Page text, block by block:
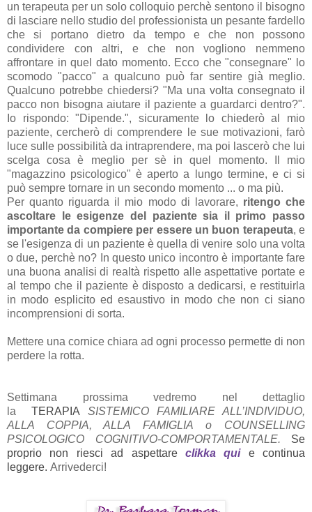
un terapeuta per un solo colloquio perchè sentono il bisogno
di lasciare nello studio del professionista un pesante fardello
che si portano dietro da tempo e che non possono
condividere con altri, e che non vogliono nemmeno
affrontare in quel dato momento. Ecco che "consegnare" lo
scomodo "pacco" a qualcuno può far sentire già meglio.
Qualcuno potrebbe chiedersi? "Ma una volta consegnato il
pacco non bisogna aiutare il paziente a guardarci dentro?".
Io rispondo: "Dipende.", sicuramente lo chiederò al mio
paziente, cercherò di comprendere le sue motivazioni, farò
luce sulle possibilità da intraprendere, ma poi lascerò che lui
scelga cosa è meglio per sè in quel momento. Il mio
"magazzino psicologico" è aperto a lungo termine, e ci si
può sempre tornare in un secondo momento ... o ma più.
Per quanto riguarda il mio modo di lavorare, ritengo che
ascoltare le esigenze del paziente sia il primo passo
importante da compiere per essere un buon terapeuta, e
se l'esigenza di un paziente è quella di venire solo una volta
o due, perchè no? In questo unico incontro è importante fare
una buona analisi di realtà rispetto alle aspettative portate e
al tempo che il paziente è disposto a dedicarsi, e restituirla
in modo esplicito ed esaustivo in modo che non ci siano
incomprensioni di sorta.
Mettere una cornice chiara ad ogni processo permette di non
perdere la rotta.
Settimana prossima vedremo nel dettaglio
la
TERAPIA SISTEMICO FAMILIARE ALL’INDIVIDUO,
ALLA COPPIA, ALLA FAMIGLIA o COUNSELLING
PSICOLOGICO COGNITIVO-COMPORTAMENTALE.
Se
proprio non riesci ad aspettare clikka quie continua
leggere. Arrivederci!